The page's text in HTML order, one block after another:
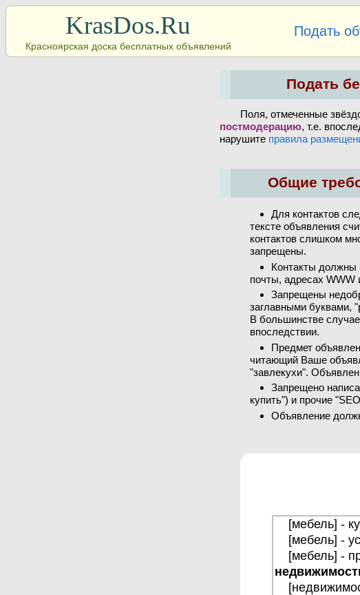
KrasDos.Ru
Красноярская доска бесплатных объявлений
Подать
Подать
Поля, отмеченные
постмодерацию, т.е.
нарушите правила
Общие
Для контактов
тексте объявления
контактов слишком
запрещены.
Контакты должны
почты, адресах WWW
Запрещены
заглавными буквами,
В большинстве
впоследствии.
Предмет
читающий Ваше
"завлекухи".
Запрещено
купить") и прочие
Объявление